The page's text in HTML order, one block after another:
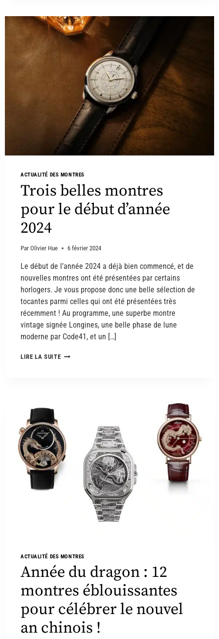
ACTUALITÉ DES MONTRES
Trois belles montres
pour le début d’année
2024
Par Olivier Hue 6 février 2024
Le début de l’année 2024 a déjà bien commencé, et de
nouvelles montres ont été présentées par certains
horlogers. Je vous propose donc une belle sélection de
tocantes parmi celles qui ont été présentées très
récemment ! Au programme, une superbe montre
vintage signée Longines, une belle phase de lune
moderne par Code41, et un […]
LIRE LA SUITE
ACTUALITÉ DES MONTRES
Année du dragon : 12
montres éblouissantes
pour célébrer le nouvel
an chinois !